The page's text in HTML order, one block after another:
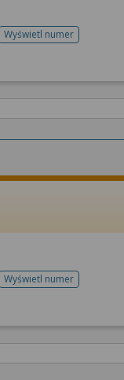
Wyświetl numer
telefonu do
Wyświetl numer
telefonu do